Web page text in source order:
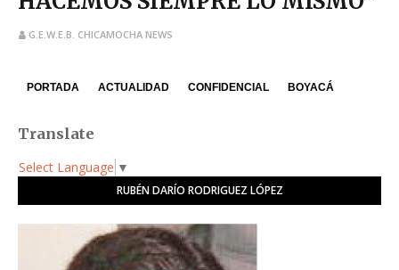
G.E.W.E.B. CHICAMOCHA NEWS
PORTADA ACTUALIDAD CONFIDENCIAL BOYACÁ
Translate
Select Language ▼
RUBÉN DARÍO RODRIGUEZ LÓPEZ